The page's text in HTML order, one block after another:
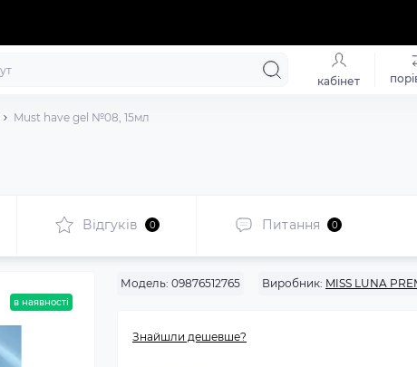
кабінет
Must have gel №08, 15мл
Відгуків 0 Питання 0
в наявності
Модель: 09876512765 Виробник: MISS LUNA
Знайшли дешевше?